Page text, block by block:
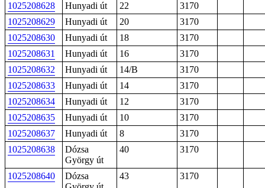
1025208628
Hunyadi út 22
3170
1025208629
Hunyadi út 20
3170
1025208630
Hunyadi út 18
3170
1025208631
Hunyadi út 16
3170
1025208632
Hunyadi út 14/B
3170
1025208633
Hunyadi út 14
3170
1025208634
Hunyadi út 12
3170
1025208635
Hunyadi út 10
3170
1025208637
Hunyadi út 8
3170
1025208638
Dózsa
György út
40 3170
1025208640
Dózsa
43 3170